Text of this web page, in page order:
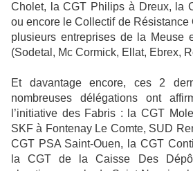
Cholet, la CGT Philips à Dreux, la
ou encore le Collectif de Résistance
plusieurs entreprises de la Meuse
(Sodetal, Mc Cormick, Ellat, Ebrex,
Et davantage encore, ces 2
nombreuses délégations ont
l’initiative des Fabris : la CGT
SKF à Fontenay Le Comte, SUD
CGT PSA Saint-Ouen, la CGT
la CGT de la Caisse Des